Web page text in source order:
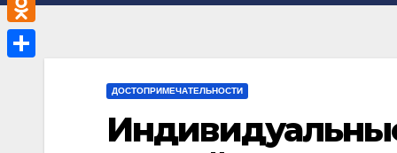
ДОСТОПРИМЕЧАТЕЛЬНОСТИ
A
e
g
b
e
K
O